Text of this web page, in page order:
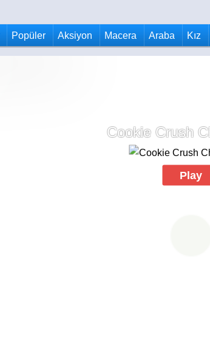
Popüler Aksiyon Macera Araba Kız
Cookie Crush
Play